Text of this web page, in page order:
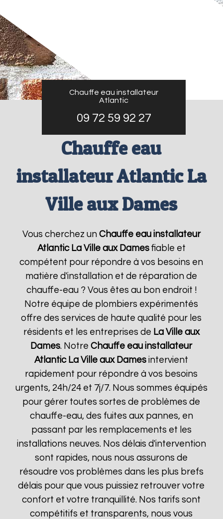
Chauffe eau installateur
Atlantic
09 72 59 92 27
Chauffe eau
installateur Atlantic La
Ville aux Dames
Vous cherchez un Chauffe eau installateur
Atlantic La Ville aux Damesfiable et
compétent pour répondre à vos besoins en
matière d'installation et de réparation de
chauffe-eau ? Vous êtes au bon endroit !
Notre équipe de plombiers expérimentés
offre des services de haute qualité pour les
résidents et les entreprises de La Ville aux
Dames. NotreChauffe eau installateur
Atlantic La Ville aux Dames intervient
rapidement pour répondre à vos besoins
urgents, 24h/24 et 7j/7. Nous sommes équipés
pour gérer toutes sortes de problèmes de
chauffe-eau, des fuites aux pannes, en
passant par les remplacements et les
installations neuves. Nos délais d'intervention
sont rapides, nous nous assurons de
résoudre vos problèmes dans les plus brefs
délais pour que vous puissiez retrouver votre
confort et votre tranquillité. Nos tarifs sont
compétitifs et transparents, nous vous